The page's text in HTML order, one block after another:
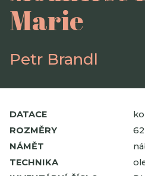
Marie
Petr Brandl
DATACE
ROZMĚRY
NÁMĚT
TECHNIKA